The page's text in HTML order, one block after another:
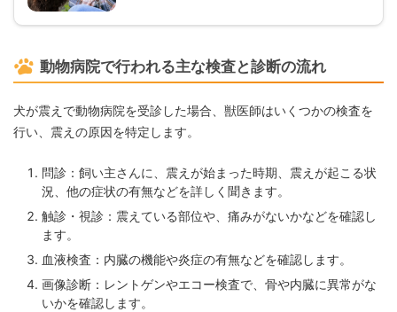
動物病院で行われる主な検査と診断の流れ
犬が震えで動物病院を受診した場合、獣医師はいくつかの検査を
行い、震えの原因を特定します。
問診：飼い主さんに、震えが始まった時期、震えが起こる状
況、他の症状の有無などを詳しく聞きます。
触診・視診：震えている部位や、痛みがないかなどを確認し
ます。
血液検査：内臓の機能や炎症の有無などを確認します。
画像診断：レントゲンやエコー検査で、骨や内臓に異常がな
いかを確認します。